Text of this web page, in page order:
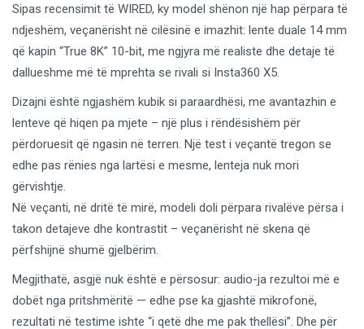
Sipas recensimit të WIRED, ky model shënon një hap përpara të
ndjeshëm, veçanërisht në cilësinë e imazhit: lente duale 14 mm
që kapin “True 8K” 10-bit, me ngjyra më realiste dhe detaje të
dallueshme më të mprehta se rivali si Insta360 X5.
Dizajni është ngjashëm kubik si paraardhësi, me avantazhin e
lenteve që hiqen pa mjete – një plus i rëndësishëm për
përdoruesit që ngasin në terren. Një test i veçantë tregon se
edhe pas rënies nga lartësi e mesme, lenteja nuk mori
gërvishtje.
Në veçanti, në dritë të mirë, modeli doli përpara rivalëve përsa i
takon detajeve dhe kontrastit – veçanërisht në skena që
përfshijnë shumë gjelbërim.
Megjithatë, asgjë nuk është e përsosur: audio-ja rezultoi më e
dobët nga pritshmëritë — edhe pse ka gjashtë mikrofonë,
rezultati në testime ishte “i qetë dhe me pak thellësi”. Dhe për